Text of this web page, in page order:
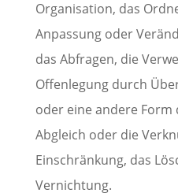
Organisation, das
Anpassung oder
das Abfragen, die
Offenlegung durch
oder eine andere
Abgleich oder die
Einschränkung, das
Vernichtung.